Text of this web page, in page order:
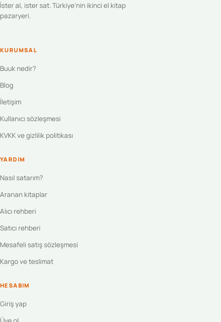
İster al, ister sat. Türkiye’nin ikinci el kitap
pazaryeri.
KURUMSAL
Buuk nedir?
Blog
İletişim
Kullanıcı sözleşmesi
KVKK ve gizlilik politikası
YARDIM
Nasıl satarım?
Aranan kitaplar
Alıcı rehberi
Satıcı rehberi
Mesafeli satış sözleşmesi
Kargo ve teslimat
HESABIM
Giriş yap